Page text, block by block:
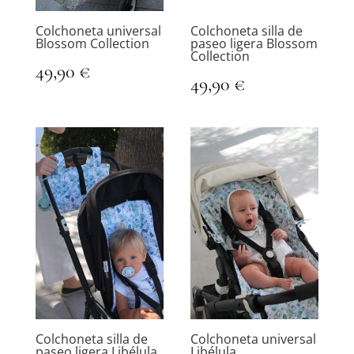
Colchoneta universal
Blossom Collection
49,90 €
Colchoneta silla de
paseo ligera Blossom
Collection
49,90 €
Colchoneta silla de Colchoneta universal